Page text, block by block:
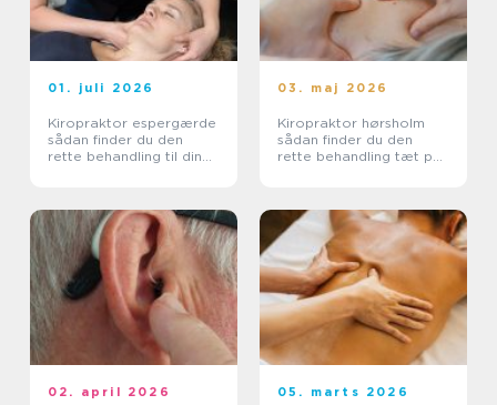
01. juli 2026
Kiropraktor espergærde
sådan finder du den
rette behandling til dine
03. maj 2026
Kiropraktor hørsholm
sådan finder du den
rette behandling tæt på
02. april 2026 05. marts 2026